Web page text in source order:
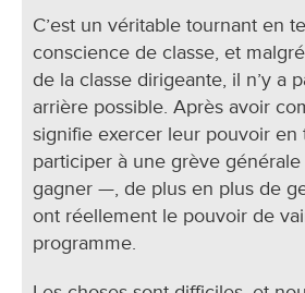
C’est un véritable tournant en
conscience de classe, et
de la classe dirigeante, il n’y a
arrière possible. Après avoir
signifie exercer leur pouvoir en
participer à une grève
gagner —, de plus en plus de
ont réellement le pouvoir de
programme.